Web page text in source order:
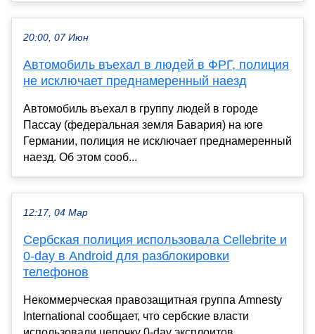
20:00, 07 Июн
Автомобиль въехал в людей в ФРГ, полиция
не исключает преднамеренный наезд
Автомобиль въехал в группу людей в городе
Пассау (федеральная земля Бавария) на юге
Германии, полиция не исключает преднамеренный
наезд. Об этом сооб...
12:17, 04 Мар
Сербская полиция использовала Cellebrite и
0-day в Android для разблокировки
телефонов
Некоммерческая правозащитная группа Amnesty
International сообщает, что сербские власти